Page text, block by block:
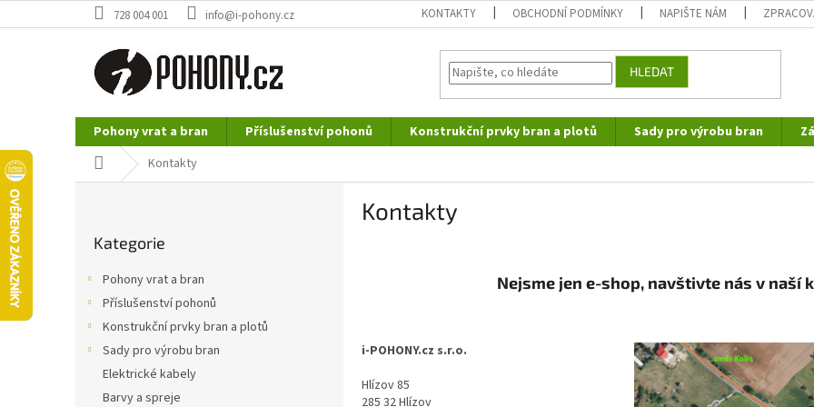
na
728 004 001 info@i-pohony.cz KONTAKTY OBCHODNÍ PODMÍNKY NAPIŠTE NÁM
HLEDAT
Pohony vrat a bran Příslušenství pohonů Konstrukční prvky bran a plotů Sady pro výrobu bran
Nerezové polotovary
Domů Kontakty
kategorie
Kategorie
Pohony vrat a bran
Příslušenství pohonů
Konstrukční prvky bran a plotů
Sady pro výrobu bran
Elektrické kabely
Barvy a spreje
Kontakty
Nejsme jen e-shop, navštivte nás v naší
i-POHONY.cz s.r.o.
Hlízov 85
285 32 Hlízov